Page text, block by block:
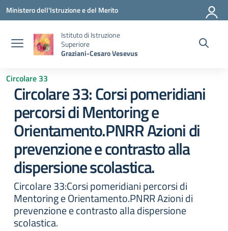
Vai ai contenuti
Vai al menu di navigazione
Vai al footer
Ministero dell'Istruzione e del Merito
Istituto di Istruzione
Superiore
Graziani-Cesaro Vesevus
Circolare 33
Circolare 33: Corsi pomeridiani
percorsi di Mentoring e
Orientamento.PNRR Azioni di
prevenzione e contrasto alla
dispersione scolastica.
Circolare 33:Corsi pomeridiani percorsi di
Mentoring e Orientamento.PNRR Azioni di
prevenzione e contrasto alla dispersione
scolastica.